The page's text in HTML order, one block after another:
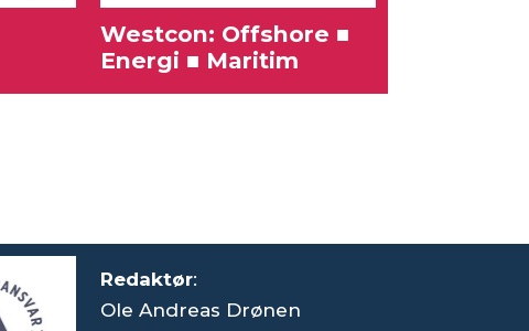
Westcon: Offshore ■
Energi ■ Maritim
Redaktør:
Ole Andreas Drønen